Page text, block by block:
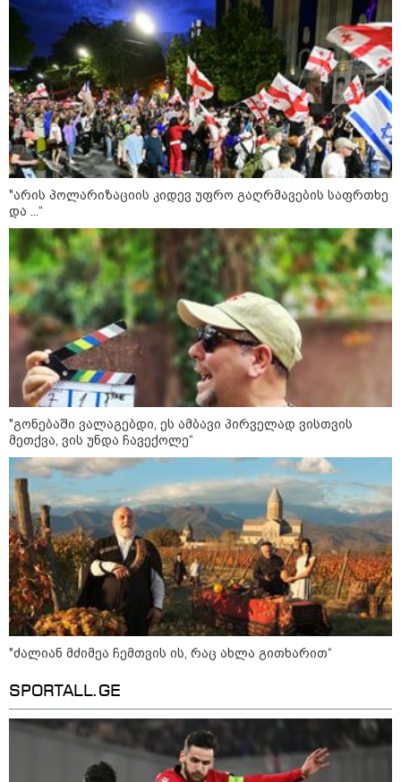
„გაჩნდა მოთხოვნა სააგარაკე
მიწის ნაკვეთებზე“ - როგორ
იცვლება უძრავი ქონების ბაზარი
კონფლიქტები
12:46 / 07-08-2026
ოკუპირებულ აფხაზეთში საწვავის
დეფიციტია, კილომეტრიანი რიგები და
შეზღუდვა საწვავის ჩასხმაზე - რა
ინფორმაციას აქვეყნებს "დემოკრატიის
კვლევის ინსტიტუტი“
ომთან დაკავშირებით
მოლაპარაკებები გამართეს - რა
არის ცნობილი შეხვედრაზე
"არის პოლარიზაციის კიდევ უფრო გაღრმავების საფრთხე
და ...“
"გონებაში ვალაგებდი, ეს ამბავი პირველად ვისთვის
მეთქვა, ვის უნდა ჩავექოლე“
"ძალიან მძიმეა ჩემთვის ის, რაც ახლა გითხარით“
SPORTALL.GE